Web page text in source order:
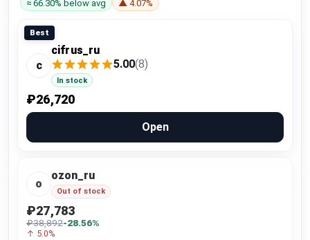
≈ 66.30% below avg ▲ 4.07%
Best
c
cifrus_ru
5.00(8)
In stock
₽26,720
Open
o
ozon_ru
Out of stock
₽27,783
₽38,892-28.56%
↑ 5.0%